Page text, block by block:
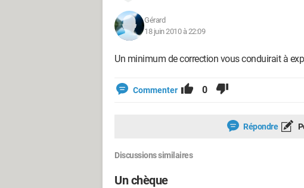
Gérard
18 juin 2010 à 22:09
Un minimum de correction vous conduirait à
Commenter 0
Répondre
Discussions similaires
Un chèque